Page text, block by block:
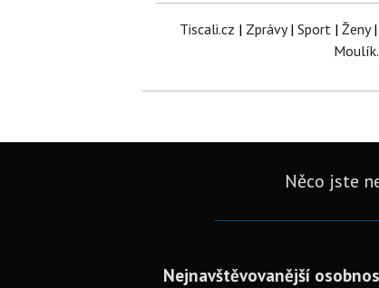
Tiscali.cz | Zprávy| Sport| Ženy|
Něco jste
Nejnavštěvovanější